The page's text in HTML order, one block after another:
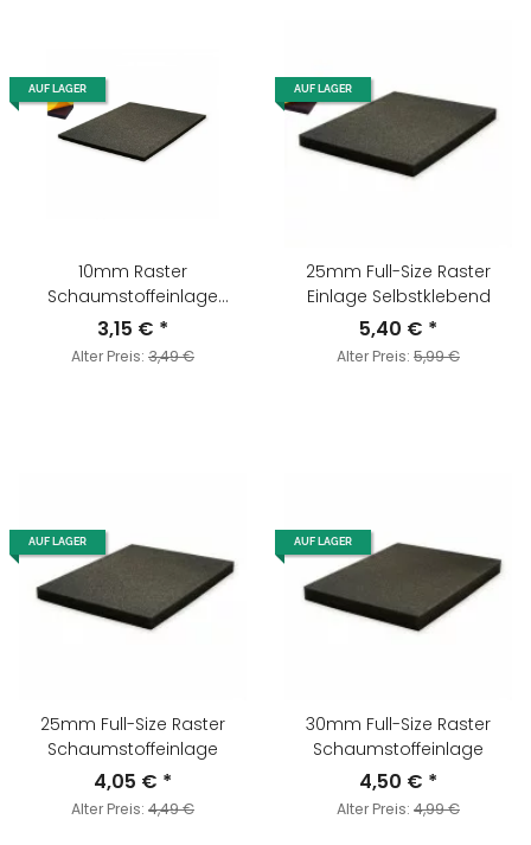
AUF LAGER
10mm Raster
Schaumstoffeinlage
Selbstklebend
3,15 € *
Alter Preis: 3,49 €
AUF LAGER
25mm Full-Size Raster
Einlage Selbstklebend
5,40 € *
Alter Preis: 5,99 €
AUF LAGER
25mm Full-Size Raster
Schaumstoffeinlage
4,05 € *
Alter Preis: 4,49 €
AUF LAGER
30mm Full-Size Raster
Schaumstoffeinlage
4,50 € *
Alter Preis: 4,99 €